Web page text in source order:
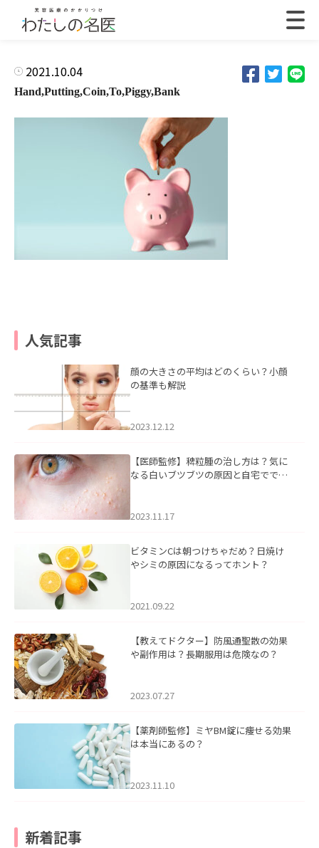
2021.10.04
Hand,Putting,Coin,To,Piggy,Bank
人気記事
顔の大きさの平均はどのくらい？小顔
の基準も解説
2023.12.12
【医師監修】稗粒腫の治し方は？気に
なる白いブツブツの原因と自宅ででき
2023.11.17
ビタミンCは朝つけちゃだめ？日焼け
やシミの原因になるってホント？
2021.09.22
【教えてドクター】防風通聖散の効果
や副作用は？長期服用は危険なの？
2023.07.27
【薬剤師監修】ミヤBM錠に痩せる効果
は本当にあるの？
2023.11.10
新着記事